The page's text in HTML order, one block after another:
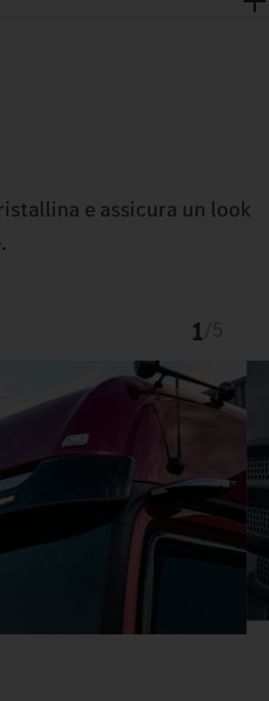
conferiscono al frontale
ordine e più spazio di
e assicura un look
1